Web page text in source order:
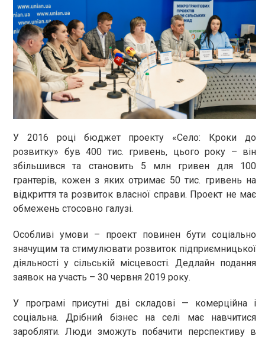
У 2016 році бюджет проекту «Село: Кроки до
розвитку» був 400 тис. гривень, цього року – він
збільшився та становить 5 млн гривен для 100
грантерів, кожен з яких отримає 50 тис. гривень на
відкриття та розвиток власної справи. Проект не має
обмежень стосовно галузі.
Особливі умови – проект повинен бути соціально
значущим та стимулювати розвиток підприємницької
діяльності у сільській місцевості. Дедлайн подання
заявок на участь – 30 червня 2019 року.
У програмі присутні дві складові — комерційна і
соціальна. Дрібний бізнес на селі має навчитися
заробляти. Люди зможуть побачити перспективу в